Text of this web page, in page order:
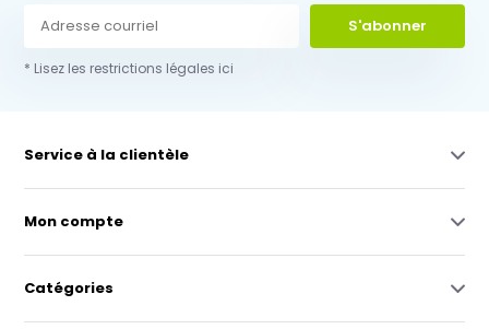
S'abonner
* Lisez les restrictions légales ici
Service à la clientèle
Mon compte
Catégories